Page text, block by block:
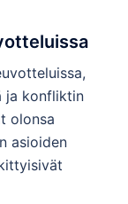
ja konfliktin
olonsa
asioiden